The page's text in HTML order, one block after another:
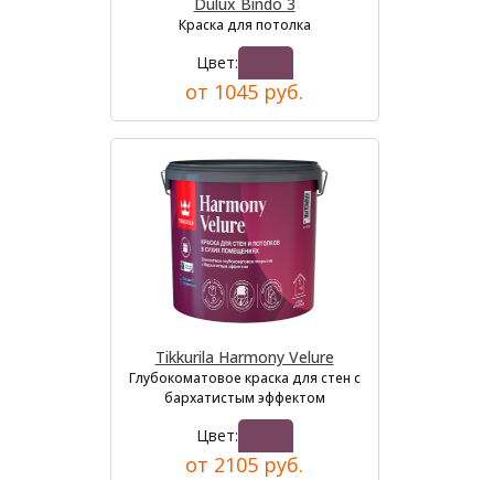
Краска для потолка
Цвет:
от 1045 руб.
Tikkurila Harmony Velure
Глубокоматовое краска для стен с
бархатистым эффектом
Цвет:
от 2105 руб.